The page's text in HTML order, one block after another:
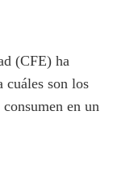
(CFE) ha
cuáles son los
en un